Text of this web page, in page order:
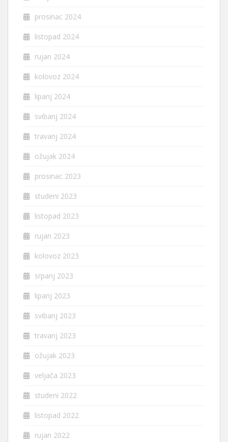
prosinac 2024
listopad 2024
rujan 2024
kolovoz 2024
lipanj 2024
svibanj 2024
travanj 2024
ožujak 2024
prosinac 2023
studeni 2023
listopad 2023
rujan 2023
kolovoz 2023
srpanj 2023
lipanj 2023
svibanj 2023
travanj 2023
ožujak 2023
veljača 2023
studeni 2022
listopad 2022
rujan 2022